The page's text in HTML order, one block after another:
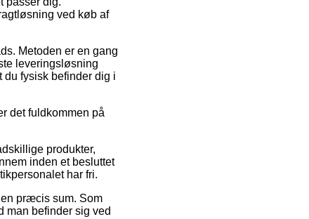
ved køb af
Metoden er en gang
leveringsløsning
fysisk befinder dig i
det fuldkommen på
produkter,
inden et besluttet
har fri.
præcis sum. Som
man befinder sig ved